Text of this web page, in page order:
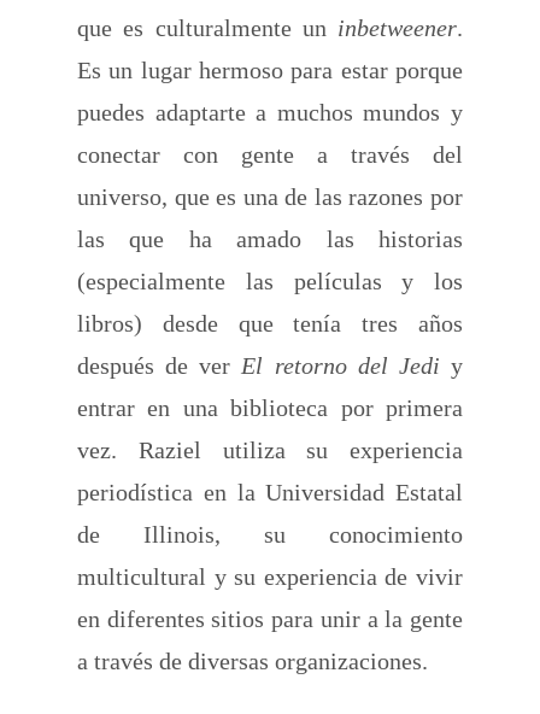
que es culturalmente un inbetweener.
Es un lugar hermoso para estar porque
puedes adaptarte a muchos mundos y
conectar con gente a través del
universo, que es una de las razones por
las que ha amado las historias
(especialmente las películas y los
libros) desde que tenía tres años
después de ver El retorno del Jedi y
entrar en una biblioteca por primera
vez. Raziel utiliza su experiencia
periodística en la Universidad Estatal
de Illinois, su conocimiento
multicultural y su experiencia de vivir
en diferentes sitios para unir a la gente
a través de diversas organizaciones.